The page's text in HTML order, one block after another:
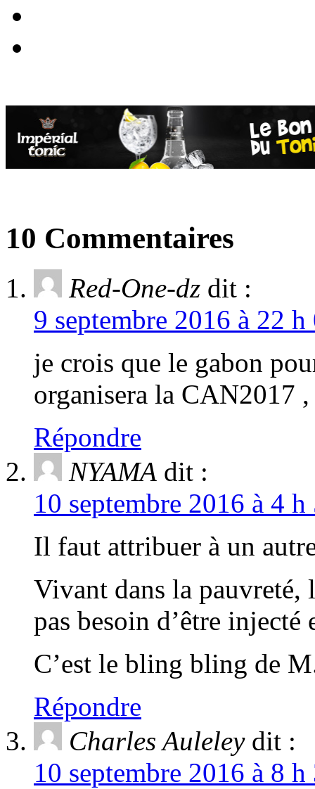
10 Commentaires
Red-One-dz dit :
9 septembre 2016 à 22
je crois que le gabon
organisera la CAN2017 ,
Répondre
NYAMA dit :
10 septembre 2016 à 4
Il faut attribuer à un
Vivant dans la pauvreté,
pas besoin d’être
C’est le bling bling de
Répondre
Charles Auleley dit :
10 septembre 2016 à 8